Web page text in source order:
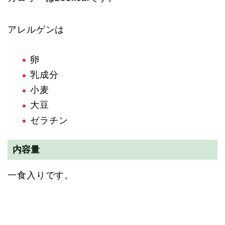
アレルゲンは
卵
乳成分
小麦
大豆
ゼラチン
内容量
一食入りです。